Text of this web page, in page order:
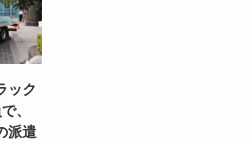
ック
、
派遣